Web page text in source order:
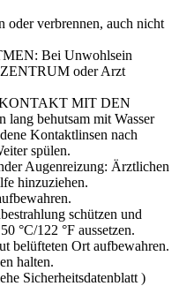
oder verbrennen, auch nicht
Bei Unwohlsein
oder Arzt
MIT DEN
behutsam mit Wasser
Kontaktlinsen nach
spülen.
Augenreizung: Ärztlichen
hinzuziehen.
schützen und
°C/122 °F aussetzen.
belüfteten Ort aufbewahren.
halten.
Sicherheitsdatenblatt )